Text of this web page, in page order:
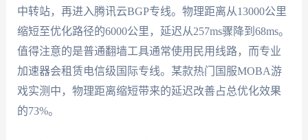
中转站，再进入腾讯云BGP专线。物理距离从13000公里
缩短至优化路径的6000公里，延迟从257ms骤降到68ms。
值得注意的是普通翻墙工具通常使用民用线路，而专业
加速器会租赁电信级国际专线。某款热门国服MOBA游
戏实测中，物理距离缩短带来的延迟改善占总优化效果
的73%。